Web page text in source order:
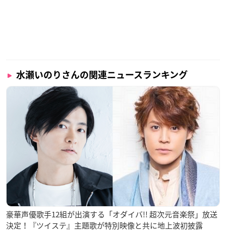
水瀬いのりさんの関連ニュースランキング
豪華声優歌手12組が出演する「オダイバ!! 超次元音楽祭」放送
決定！『ツイステ』主題歌が特別映像と共に地上波初披露